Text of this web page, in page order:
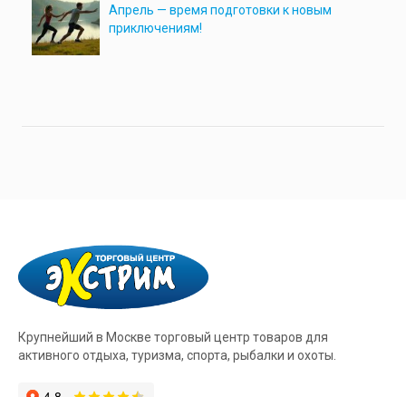
Апрель — время подготовки к новым
приключениям!
Крупнейший в Москве торговый центр товаров для
активного отдыха, туризма, спорта, рыбалки и охоты.